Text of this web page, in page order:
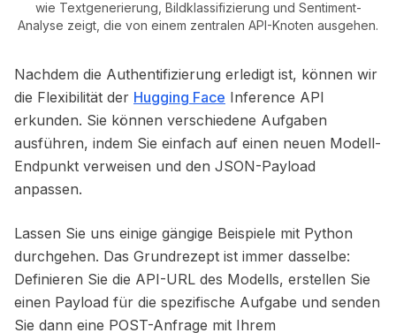
wie Textgenerierung, Bildklassifizierung und Sentiment-
Analyse zeigt, die von einem zentralen API-Knoten ausgehen.
Nachdem die Authentifizierung erledigt ist, können wir
die Flexibilität der Hugging Face Inference API
erkunden. Sie können verschiedene Aufgaben
ausführen, indem Sie einfach auf einen neuen Modell-
Endpunkt verweisen und den JSON-Payload
anpassen.
Lassen Sie uns einige gängige Beispiele mit Python
durchgehen. Das Grundrezept ist immer dasselbe:
Definieren Sie die API-URL des Modells, erstellen Sie
einen Payload für die spezifische Aufgabe und senden
Sie dann eine POST-Anfrage mit Ihrem